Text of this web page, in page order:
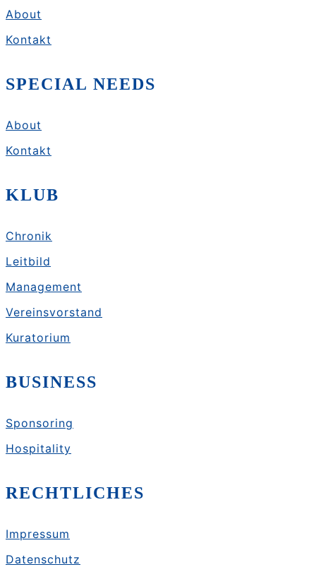
About
Kontakt
SPECIAL NEEDS
About
Kontakt
KLUB
Chronik
Leitbild
Management
Vereinsvorstand
Kuratorium
BUSINESS
Sponsoring
Hospitality
RECHTLICHES
Impressum
Datenschutz